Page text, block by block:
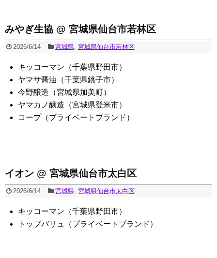
みやぎ生協 @ 宮城県仙台市若林区
2026/6/14 宮城県, 宮城県仙台市若林区
キッコーマン（千葉県野田市）
ヤマサ醤油（千葉県銚子市）
今野醸造（宮城県加美町）
ヤマカノ醸造（宮城県登米市）
コープ（プライベートブランド）
イオン @ 宮城県仙台市太白区
2026/6/14 宮城県, 宮城県仙台市太白区
キッコーマン（千葉県野田市）
トップバリュ（プライベートブランド）